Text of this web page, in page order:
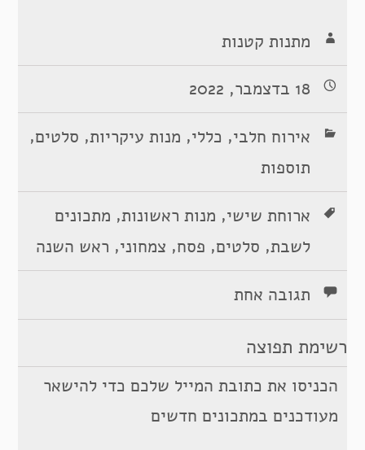
מתנות קטנות
18 בדצמבר, 2022
אירוח חלבי, כללי, מנות עיקריות, סלטים,
תוספות
ארוחת שישי, מנות ראשונות, מתכונים
לשבת, סלטים, פסח, צמחוני, ראש השנה
תגובה אחת
רשימת תפוצה
הכניסו את כתובת המייל שלכם כדי להישאר
מעודכנים במתכונים חדשים